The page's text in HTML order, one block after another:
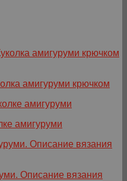
амигуруми крючком
амигуруми
Описание вязания